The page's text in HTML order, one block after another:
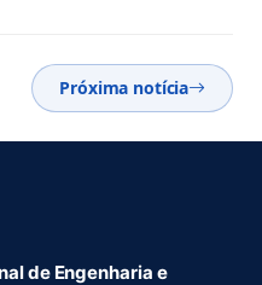
Próxima notícia
de Engenharia e